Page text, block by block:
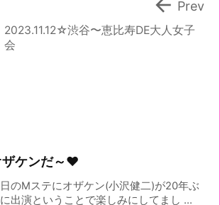
2023.11.12☆渋谷〜恵比寿DE大人女子
会
 Prev
ザケンだ～♥
のMステにオザケン(小沢健二)が20年ぶ
出演ということで楽しみにしてまし ...